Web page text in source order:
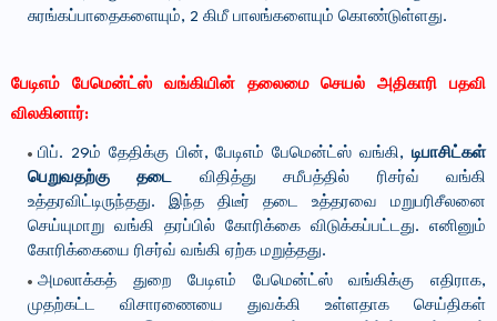
சுரங்கப்பாதைகளையும், 2 கிமீ பாலங்களையும் கொண்டுள்ளது.
பேடிஎம் பேமென்ட்ஸ் வங்கியின் தலைமை செயல் அதிகாரி பதவி
விலகினார்:
பிப். 29ம் தேதிக்கு பின், பேடிஎம் பேமென்ட்ஸ் வங்கி, டிபாசிட்கள்
பெறுவதற்கு தடை விதித்து சமீபத்தில் ரிசர்வ் வங்கி
உத்தரவிட்டிருந்தது. இந்த திடீர் தடை உத்தரவை மறுபரிசீலனை
செய்யுமாறு வங்கி தரப்பில் கோரிக்கை விடுக்கப்பட்டது. எனினும்
கோரிக்கையை ரிசர்வ் வங்கி ஏற்க மறுத்தது.
அமலாக்கத் துறை பேடிஎம் பேமென்ட்ஸ் வங்கிக்கு எதிராக,
முதற்கட்ட விசாரணையை துவக்கி உள்ளதாக செய்திகள்